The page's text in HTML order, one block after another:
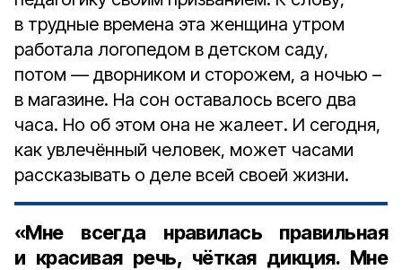
в трудные времена эта женщина утром
работала логопедом в детском саду,
потом — дворником и сторожем, а ночью –
в магазине. На сон оставалось всего два
часа. Но об этом она не жалеет. И сегодня,
как увлечённый человек, может часами
рассказывать о деле всей своей жизни.
«Мне всегда нравилась правильная
и красивая речь, чёткая дикция. Мне